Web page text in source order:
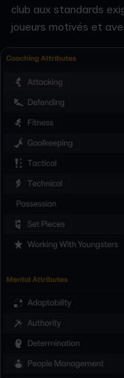
club aux standards
joueurs motivés et